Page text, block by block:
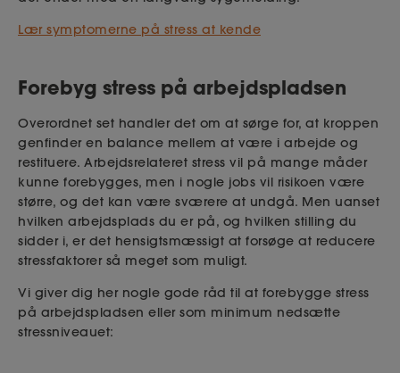
Lær symptomerne på stress at kende
Forebyg stress på arbejdspladsen
Overordnet set handler det om at sørge for, at kroppen
genfinder en balance mellem at være i arbejde og
restituere. Arbejdsrelateret stress vil på mange måder
kunne forebygges, men i nogle jobs vil risikoen være
større, og det kan være sværere at undgå. Men uanset
hvilken arbejdsplads du er på, og hvilken stilling du
sidder i, er det hensigtsmæssigt at forsøge at reducere
stressfaktorer så meget som muligt.
Vi giver dig her nogle gode råd til at forebygge stress
på arbejdspladsen eller som minimum nedsætte
stressniveauet: